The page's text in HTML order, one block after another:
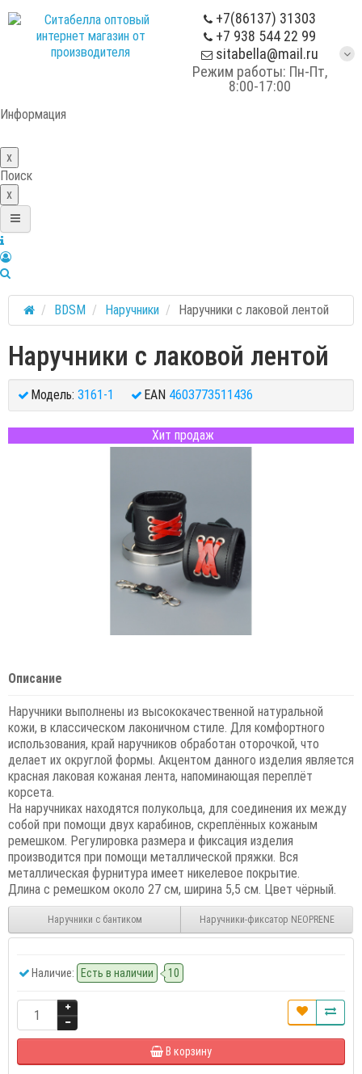
+7(86137) 31303
+7 938 544 22 99
sitabella@mail.ru
Режим работы: Пн-Пт,
8:00-17:00
Информация
x
Поиск
x
BDSM Наручники Наручники с лаковой лентой
Наручники с лаковой лентой
Модель: 3161-1 EAN 4603773511436
Хит продаж
Описание
Наручники выполнены из высококачественной натуральной
кожи, в классическом лаконичном стиле. Для комфортного
использования, край наручников обработан оторочкой, что
делает их округлой формы. Акцентом данного изделия является
красная лаковая кожаная лента, напоминающая переплёт
корсета.
На наручниках находятся полукольца, для соединения их между
собой при помощи двух карабинов, скреплённых кожаным
ремешком. Регулировка размера и фиксация изделия
производится при помощи металлической пряжки. Вся
металлическая фурнитура имеет никелевое покрытие.
Длина с ремешком около 27 см, ширина 5,5 см. Цвет чёрный.
Наручники с бантиком Наручники-фиксатор NEOPRENE
Наличие: Есть в наличии 10
В корзину